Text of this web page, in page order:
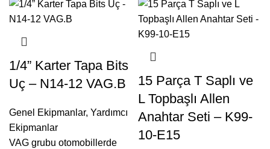
1/4” Karter Tapa Bits
Uç – N14-12 VAG.B
Genel Ekipmanlar, Yardımcı
Ekipmanlar
VAG grubu otomobillerde
15 Parça T Saplı ve
L Topbaşlı Allen
Anahtar Seti – K99-
10-E15